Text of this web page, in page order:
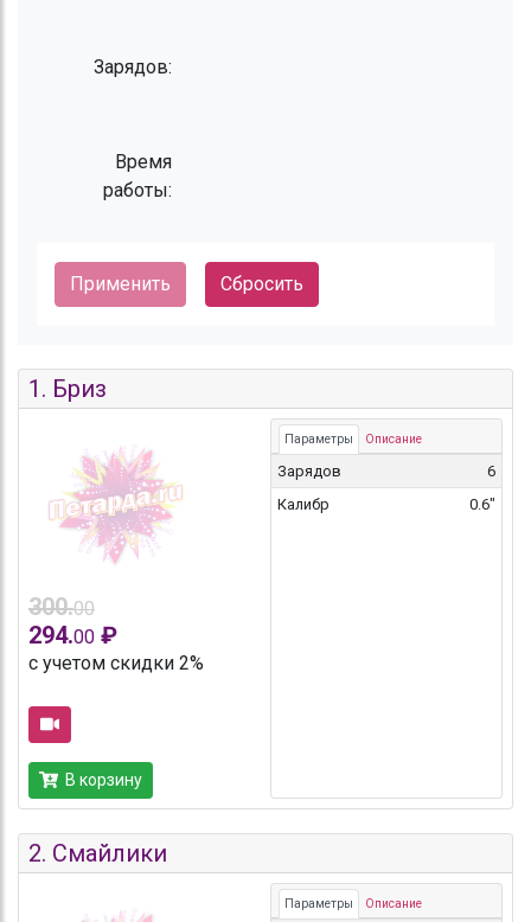
Зарядов:
Время
работы:
Сбросить
1. Бриз
300.00
294.00 ₽
с учетом скидки 2%
В корзину
Параметры Описание
Зарядов
6
Калибр
0.6"
2. Смайлики
Параметры Описание